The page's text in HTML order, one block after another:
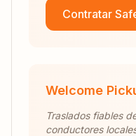
Contratar
Welcome
Traslados fiables
conductores